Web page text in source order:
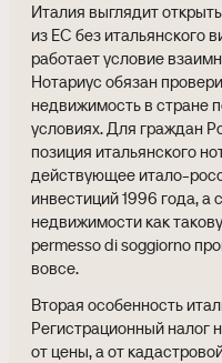
Италия выглядит
из ЕС без итальянского
работает условие
Нотариус обязан
недвижимость в стране
условиях. Для граждан
позиция итальянского
действующее итало-
инвестиций 1996 года, а
недвижимости как
permesso di soggiorno
вовсе.
Вторая особенность
Регистрационный налог
от цены, а от